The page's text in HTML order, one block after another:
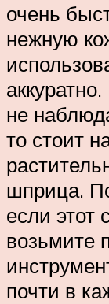
очень
нежную
не
то стоит
шприца.
если этот
возьмите
почти в